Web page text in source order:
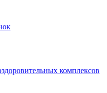
комплексов